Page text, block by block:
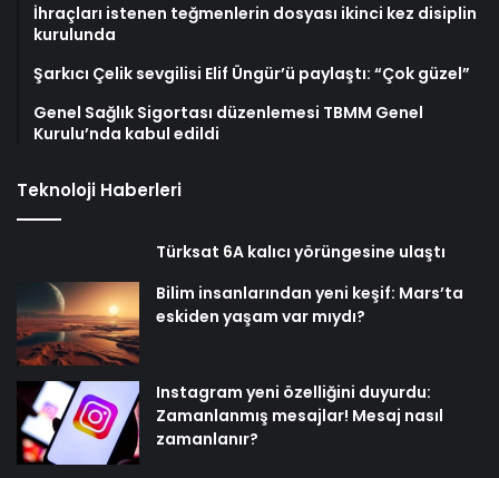
İhraçları istenen teğmenlerin dosyası ikinci kez disiplin
kurulunda
Şarkıcı Çelik sevgilisi Elif Üngür’ü paylaştı: “Çok güzel”
Genel Sağlık Sigortası düzenlemesi TBMM Genel
Kurulu’nda kabul edildi
Teknoloji Haberleri
Türksat 6A kalıcı yörüngesine ulaştı
Bilim insanlarından yeni keşif: Mars’ta
eskiden yaşam var mıydı?
Instagram yeni özelliğini duyurdu:
Zamanlanmış mesajlar! Mesaj nasıl
zamanlanır?